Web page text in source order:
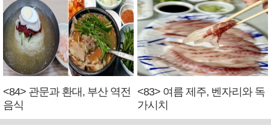
<84> 관문과 환대, 부산 역전
음식
<83> 여름 제주, 벤자리와 독
가시치